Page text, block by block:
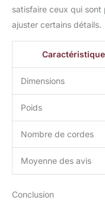
satisfaire ceux qui
ajuster certains détails.
Dimensions
Poids
Nombre de cordes
Moyenne des avis
Conclusion